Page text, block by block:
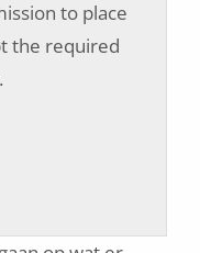
to place
the required